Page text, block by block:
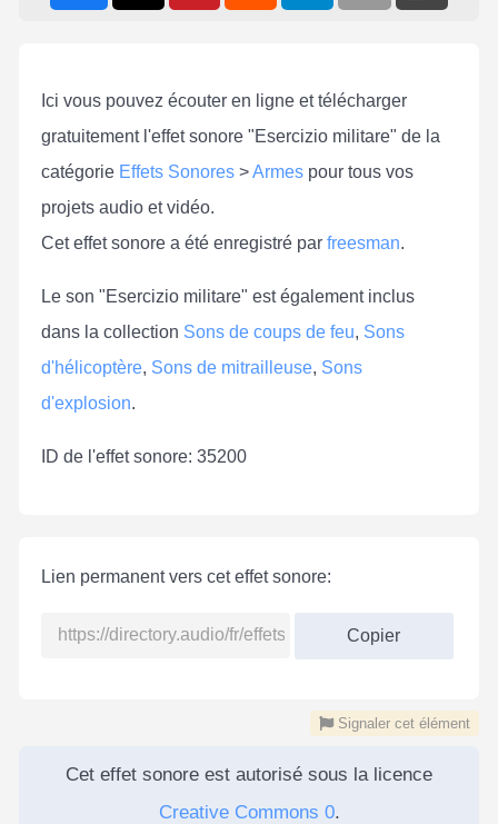
Ici vous pouvez écouter en ligne et télécharger
gratuitement l'effet sonore "Esercizio militare" de la
catégorie Effets Sonores >Armes pour tous vos
projets audio et vidéo.
Cet effet sonore a été enregistré par freesman.
Le son "Esercizio militare" est également inclus
dans la collection Sons de coups de feu, Sons
d'hélicoptère, Sons de mitrailleuse, Sons
d'explosion.
ID de l'effet sonore: 35200
Lien permanent vers cet effet sonore:
Copier
Signaler cet élément
Cet effet sonore est autorisé sous la licence
Creative Commons 0.